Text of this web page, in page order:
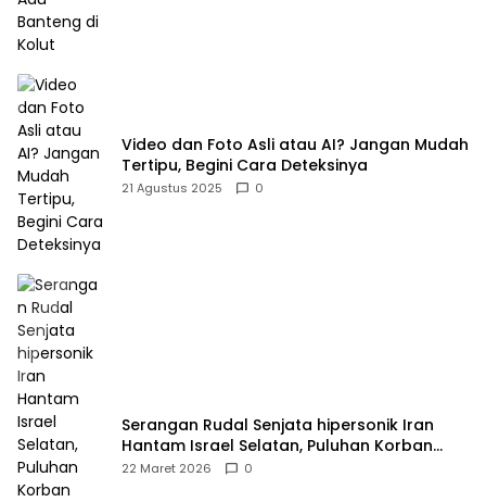
Video dan Foto Asli atau AI? Jangan Mudah
Tertipu, Begini Cara Deteksinya
21 Agustus 2025 0
Serangan Rudal Senjata hipersonik Iran
Hantam Israel Selatan, Puluhan Korban
Dilaporkan Meninggal dan Ratusan Terluka
22 Maret 2026 0